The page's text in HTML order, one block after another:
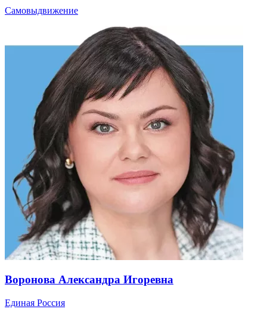
Самовыдвижение
Воронова Александра Игоревна
Единая Россия